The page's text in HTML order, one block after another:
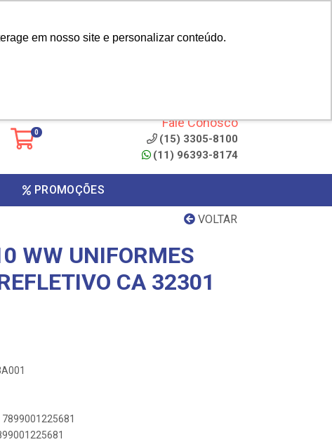
em nosso site e personalizar conteúdo.
0
Fale Conosco
(15) 3305-8100
(11) 96393-8174
PROMOÇÕES
VOLTAR
WW UNIFORMES
CA 32301